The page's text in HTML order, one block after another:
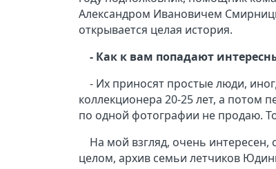
Александром Ивановичем
открывается целая история.
- Как к вам попадают
- Их приносят простые люди,
коллекционера 20-25 лет, а потом
по одной фотографии не продаю.
На мой взгляд, очень интересен,
целом, архив семьи летчиков